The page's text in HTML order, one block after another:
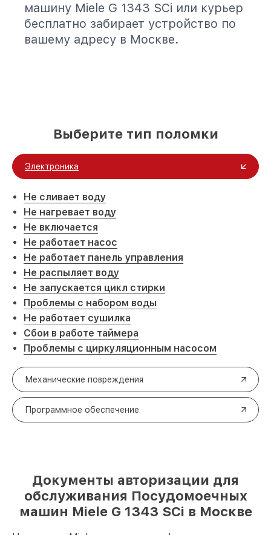
машину Miele G 1343 SCi или курьер
бесплатно забирает устройство по
вашему адресу в Москве.
Выберите тип поломки
Электроника
Не сливает воду
Не нагревает воду
Не включается
Не работает насос
Не работает панель управления
Не распыляет воду
Не запускается цикл стирки
Проблемы с набором воды
Не работает сушилка
Сбои в работе таймера
Проблемы с циркуляционным насосом
Механические повреждения
Программное обеспечение
Документы авторизации для
обслуживания Посудомоечных
машин Miele G 1343 SCi в Москве